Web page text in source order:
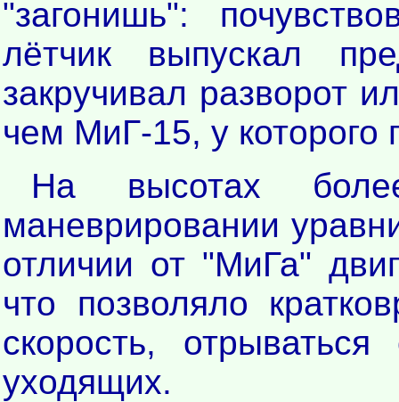
"загонишь":
лётчик выпускал
закручивал разворот
чем МиГ-15, у
На высотах
маневрировании
отличии от "МиГа"
что позволяло
скорость,
уходящих.